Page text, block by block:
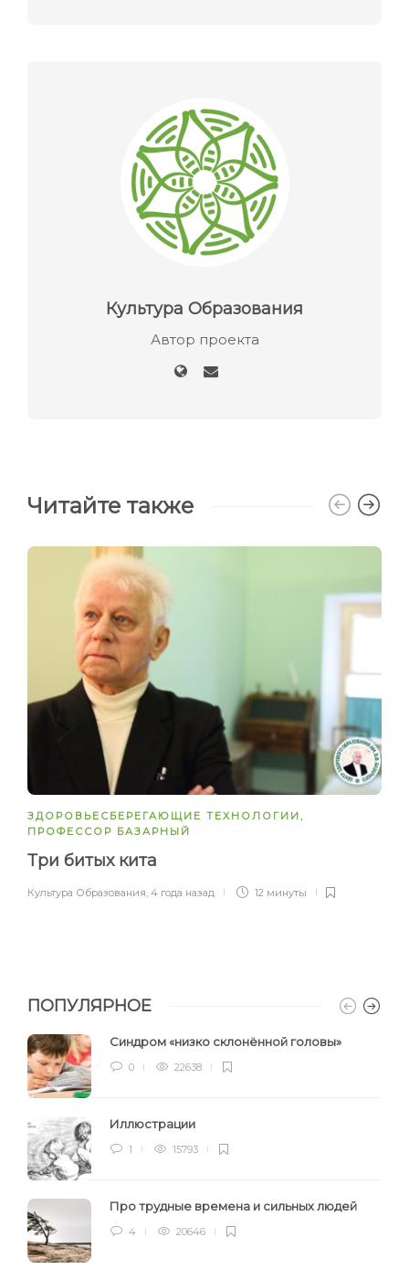
Культура Образования
Автор проекта
Читайте также
ЗДОРОВЬЕСБЕРЕГАЮЩИЕ ТЕХНОЛОГИИ,
ПРОФЕССОР БАЗАРНЫЙ
Три битых кита
Культура Образования, 4 года назад 12 минуты
ПОПУЛЯРНОЕ
Синдром «низко склонённой головы»
0 22638
Иллюстрации
1 15793
Про трудные времена и сильных людей
4 20646